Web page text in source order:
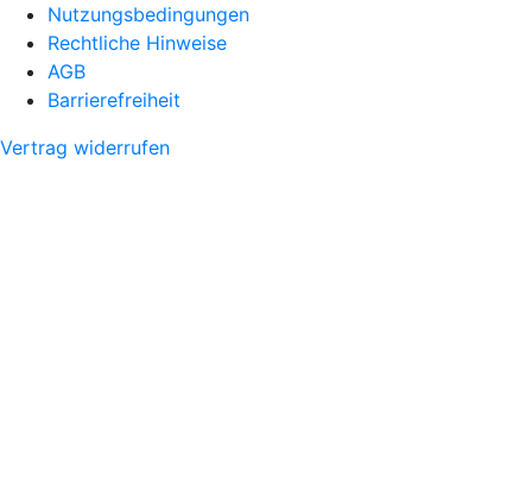
Nutzungsbedingungen
Rechtliche Hinweise
AGB
Barrierefreiheit
Vertrag widerrufen